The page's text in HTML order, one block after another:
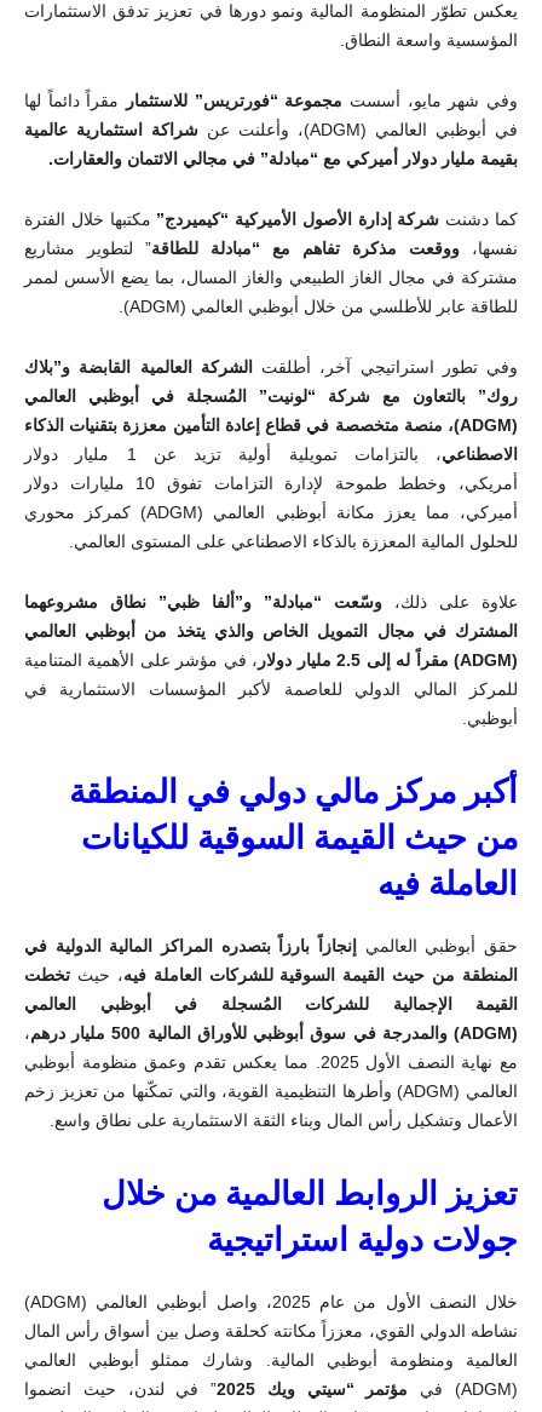
يعكس تطوّر المنظومة المالية ونمو دورها في تعزيز تدفق الاستثمارات
المؤسسية واسعة النطاق.
وفي شهر مايو، أسست مجموعة “فورتريس” للاستثمار
مقراً دائماً لها
في أبوظبي العالمي (ADGM)، وأعلنت عن شراكة استثمارية عالمية
بقيمة مليار دولار أميركي مع “مبادلة” في مجالي الائتمان والعقارات.
كما دشنت شركة إدارة الأصول الأميركية “كيميردج” مكتبها خلال الفترة
نفسها، ووقعت مذكرة تفاهم مع “مبادلة للطاقة” لتطوير مشاريع
مشتركة في مجال الغاز الطبيعي والغاز المسال، بما يضع الأسس لممر
للطاقة عابر للأطلسي من خلال أبوظبي العالمي (ADGM
).
وفي تطور استراتيجي آخر، أطلقت
الشركة العالمية القابضة و”بلاك
روك” بالتعاون مع شركة “لونيت” المُسجلة في أبوظبي العالمي
(
ADGM)، منصة متخصصة في قطاع إعادة التأمين معززة بتقنيات الذكاء
الاصطناعي
، بالتزامات تمويلية أولية تزيد عن 1 مليار دولار
أمريكي، وخطط طموحة لإدارة التزامات تفوق 10 مليارات دولار
أميركي، مما يعزز مكانة أبوظبي العالمي (ADGM) كمركز محوري
للحلول المالية المعززة بالذكاء الاصطناعي على المستوى العالمي
علاوة على ذلك، وسّعت “مبادلة” و”ألفا ظبي” نطاق مشروعهما
المشترك في مجال التمويل الخاص والذي يتخذ من أبوظبي العالمي
(
ADGM) مقراً له إلى 2.5 مليار دولار
، في مؤشر على الأهمية المتنامية
للمركز المالي الدولي للعاصمة لأكبر المؤسسات الاستثمارية في
أبوظبي
أكبر مركز مالي دولي في المنطقة
من حيث القيمة السوقية للكيانات
العاملة فيه
حقق أبوظبي العالمي
إنجازاً بارزاً بتصدره المراكز المالية الدولية في
المنطقة من حيث القيمة السوقية للشركات العاملة فيه، حيث تخطت
القيمة الإجمالية للشركات المُسجلة في أبوظبي العالمي
(
ADGM
)والمدرجة في سوق أبوظبي للأوراق المالية 500 مليار درهم
،
مع نهاية النصف الأول 2025. مما يعكس تقدم وعمق منظومة أبوظبي
العالمي (ADGM) وأطرها التنظيمية القوية، والتي تمكّنها من تعزيز زخم
الأعمال وتشكيل رأس المال وبناء الثقة الاستثمارية على نطاق واسع
تعزيز الروابط العالمية من خلال
جولات دولية استراتيجية
خلال النصف الأول من عام 2025، واصل أبوظبي العالمي ( ADGM
)
نشاطه الدولي القوي، معززاً مكانته كحلقة وصل بين أسواق رأس المال
العالمية ومنظومة أبوظبي المالية
وشارك ممثلو أبوظبي العالمي
(
ADGM) في مؤتمر “سيتي ويك 2025” في لندن، حيث انضموا